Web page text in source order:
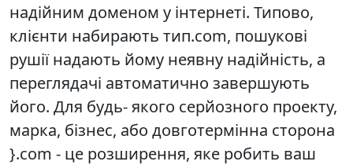
надійним доменом у інтернеті. Типово,
клієнти набирають тип.com, пошукові
рушії надають йому неявну надійність, а
переглядачі автоматично завершують
його. Для будь- якого серйозного проекту,
марка, бізнес, або довготермінна сторона
}.com - це розширення, яке робить ваш